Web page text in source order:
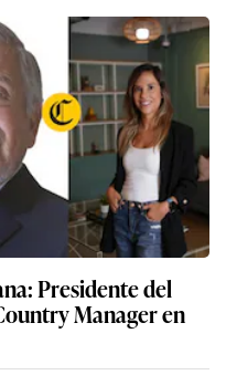
Presidente del
Manager en